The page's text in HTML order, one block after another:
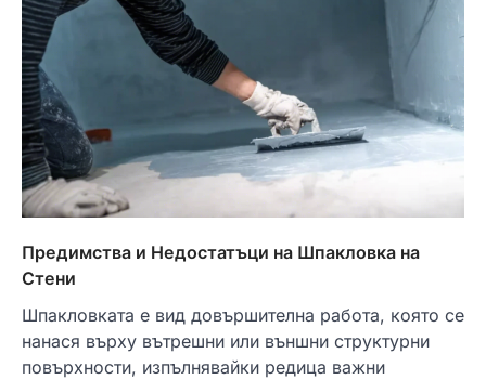
Предимства и Недостатъци на Шпакловка на
Стени
Шпакловката е вид довършителна работа, която се
нанася върху вътрешни или външни структурни
повърхности, изпълнявайки редица важни